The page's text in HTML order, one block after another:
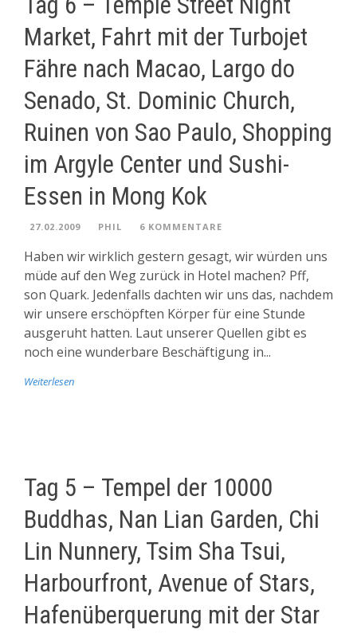
Market, Fahrt mit der Turbojet
Fähre nach Macao, Largo do
Senado, St. Dominic Church,
Ruinen von Sao Paulo, Shopping
im Argyle Center und Sushi-
Essen in Mong Kok
27.02.2009 PHIL 6 KOMMENTARE
Haben wir wirklich gestern gesagt, wir würden uns
müde auf den Weg zurück in Hotel machen? Pff,
son Quark. Jedenfalls dachten wir uns das, nachdem
wir unsere erschöpften Körper für eine Stunde
ausgeruht hatten. Laut unserer Quellen gibt es
noch eine wunderbare Beschäftigung in...
Weiterlesen
Tag 5 – Tempel der 10000
Buddhas, Nan Lian Garden, Chi
Lin Nunnery, Tsim Sha Tsui,
Harbourfront, Avenue of Stars,
Hafenüberquerung mit der Star